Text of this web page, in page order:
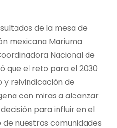
de la mesa de
mexicana Mariuma
Nacional de
que el reto para el 2030
reivindicación de
con miras a alcanzar
para influir en el
nuestras comunidades